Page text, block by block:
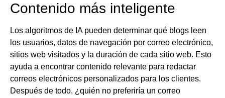
Contenido más inteligente
Los algoritmos de IA pueden determinar qué blogs leen
los usuarios, datos de navegación por correo electrónico,
sitios web visitados y la duración de cada sitio web. Esto
ayuda a encontrar contenido relevante para redactar
correos electrónicos personalizados para los clientes.
Después de todo, ¿quién no preferiría un correo